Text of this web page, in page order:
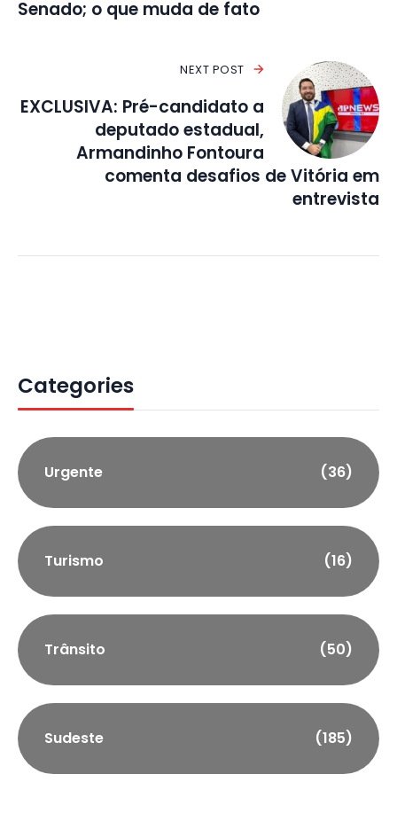
Senado; o que muda de fato
NEXT POST
EXCLUSIVA: Pré-candidato a
deputado estadual,
Armandinho Fontoura
comenta desafios de Vitória em
entrevista
Categories
Urgente (36)
Turismo (16)
Trânsito (50)
Sudeste (185)